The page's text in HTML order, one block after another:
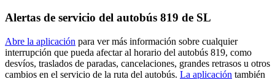
Alertas de servicio del autobús 819 de SL
Abre la aplicación para ver más información sobre cualquier
interrupción que pueda afectar al horario del autobús 819, como
desvíos, traslados de paradas, cancelaciones, grandes retrasos u otros
cambios en el servicio de la ruta del autobús. La aplicación también